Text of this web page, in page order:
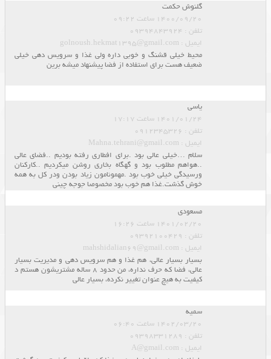
گلنوش حکمت
1400/09/20 ساعت 09:22
تلفن : 09394843924
ایمیل : golnoush.hekmat1395@gmail.com
محیط خیلی قشنگ و خوبی داره ولی غذا و سرویس دهی خیلی
ضعیف هست برای استفاده از فضا پیشنهاد میشه برین
یاسی
1401/01/24 ساعت 17:17
تلفن : 0912345326
ایمیل : Mahna.tehrani@gmail.com
سلام …خیلی عالی بود .برای افطاری رفته بودیم ..فضای عالی
..هواهم مطلوب بود و گهگاه بخاری روشن میکردیم ..کارکنان
ورسیدگی خیلی خوب بود .‌مهمونامون زیاد بودن ودر کل به همه
خوش گذشت.غذا هم خوب بود مخصوصا جوجه چینی
مسعودی
1401/02/20 ساعت 16:26
تلفن : 09392100429
ایمیل : mahshidalian69@gmail.com
بسیار بسیار عالی، هم غذا و هم سرویس دهی و مدیریت بسیار
عالی، فضا که حرف نداره، من حدود 8 ساله مشتریشون هستم د
کیفیت به هیچ عنوان تغییر نکرده، بسیار عالی
سمیه
1402/03/20 ساعت 06:40
تلفن : 09398331289
ایمیل : A@gmail.com